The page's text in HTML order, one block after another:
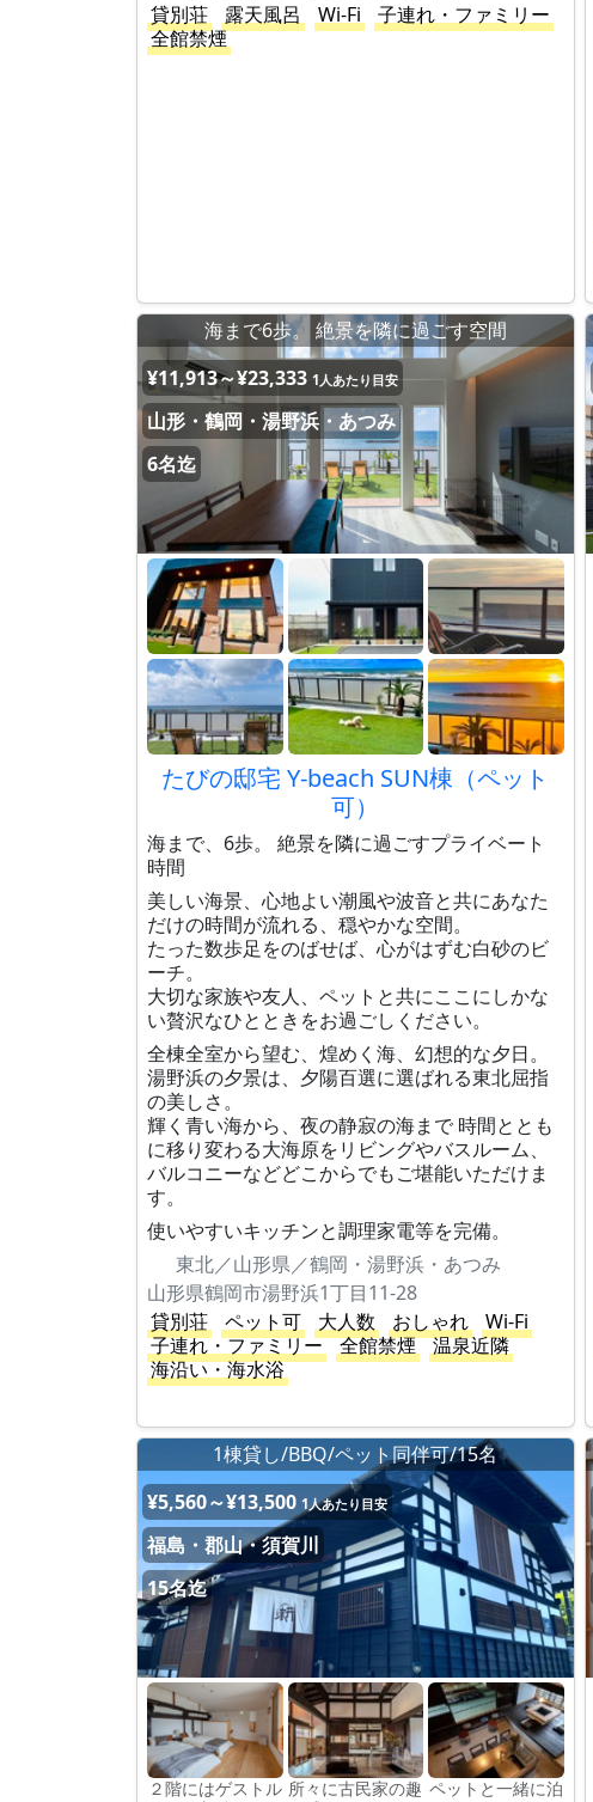
貸別荘
露天風呂 Wi-Fi
子連れ・ファミリー
全館禁煙
海まで6歩。 絶景を隣に過ごす空間
¥11,913～¥23,333 1人あたり目安
山形・鶴岡・湯野浜・あつみ
6名迄
たびの邸宅 Y-beach SUN棟（ペット
可）
海まで、6歩。 絶景を隣に過ごすプライベート
時間
美しい海景、心地よい潮風や波音と共にあなた
だけの時間が流れる、穏やかな空間。
たった数歩足をのばせば、心がはずむ白砂のビ
ーチ。
大切な家族や友人、ペットと共にここにしかな
い贅沢なひとときをお過ごしください。
全棟全室から望む、煌めく海、幻想的な夕日。
湯野浜の夕景は、夕陽百選に選ばれる東北屈指
の美しさ。
輝く青い海から、夜の静寂の海まで 時間ととも
に移り変わる大海原をリビングやバスルーム、
バルコニーなどどこからでもご堪能いただけま
す。
使いやすいキッチンと調理家電等を完備。
東北／山形県／鶴岡・湯野浜・あつみ
山形県鶴岡市湯野浜1丁目11-28
貸別荘
ペット可 大人数 おしゃれ
Wi-Fi
子連れ・ファミリー
全館禁煙
温泉近隣
海沿い・海水浴
1棟貸し/BBQ/ペット同伴可/15名
¥5,560～¥13,500 1人あたり目安
福島・郡山・須賀川
15名迄
２階にはゲストル 所々に古民家の趣 ペットと一緒に泊